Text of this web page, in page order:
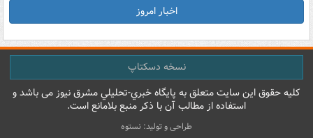
اخبار امروز
نسخه دسکتاپ
کليه حقوق اين سايت متعلق به پایگاه خبري-تحليلي مشرق نيوز می باشد و
استفاده از مطالب آن با ذکر منبع بلامانع است.
طراحی و تولید: نستوه